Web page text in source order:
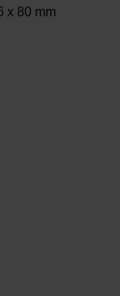
x 80 mm